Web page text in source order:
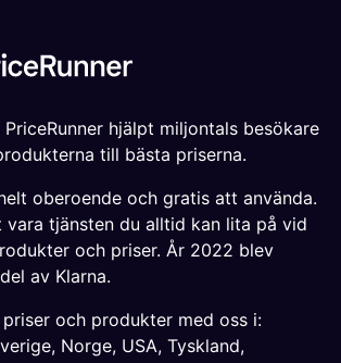
PriceRunner hjälpt miljontals besökare
till bästa priserna.
oberoende och gratis att använda.
vara tjänsten du alltid kan lita på vid
och priser. År 2022 blev
av Klarna.
och produkter med oss i:
, Norge, USA, Tyskland,